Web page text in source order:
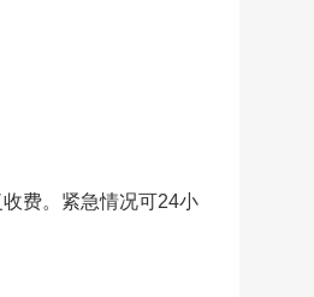
费。紧急情况可24小